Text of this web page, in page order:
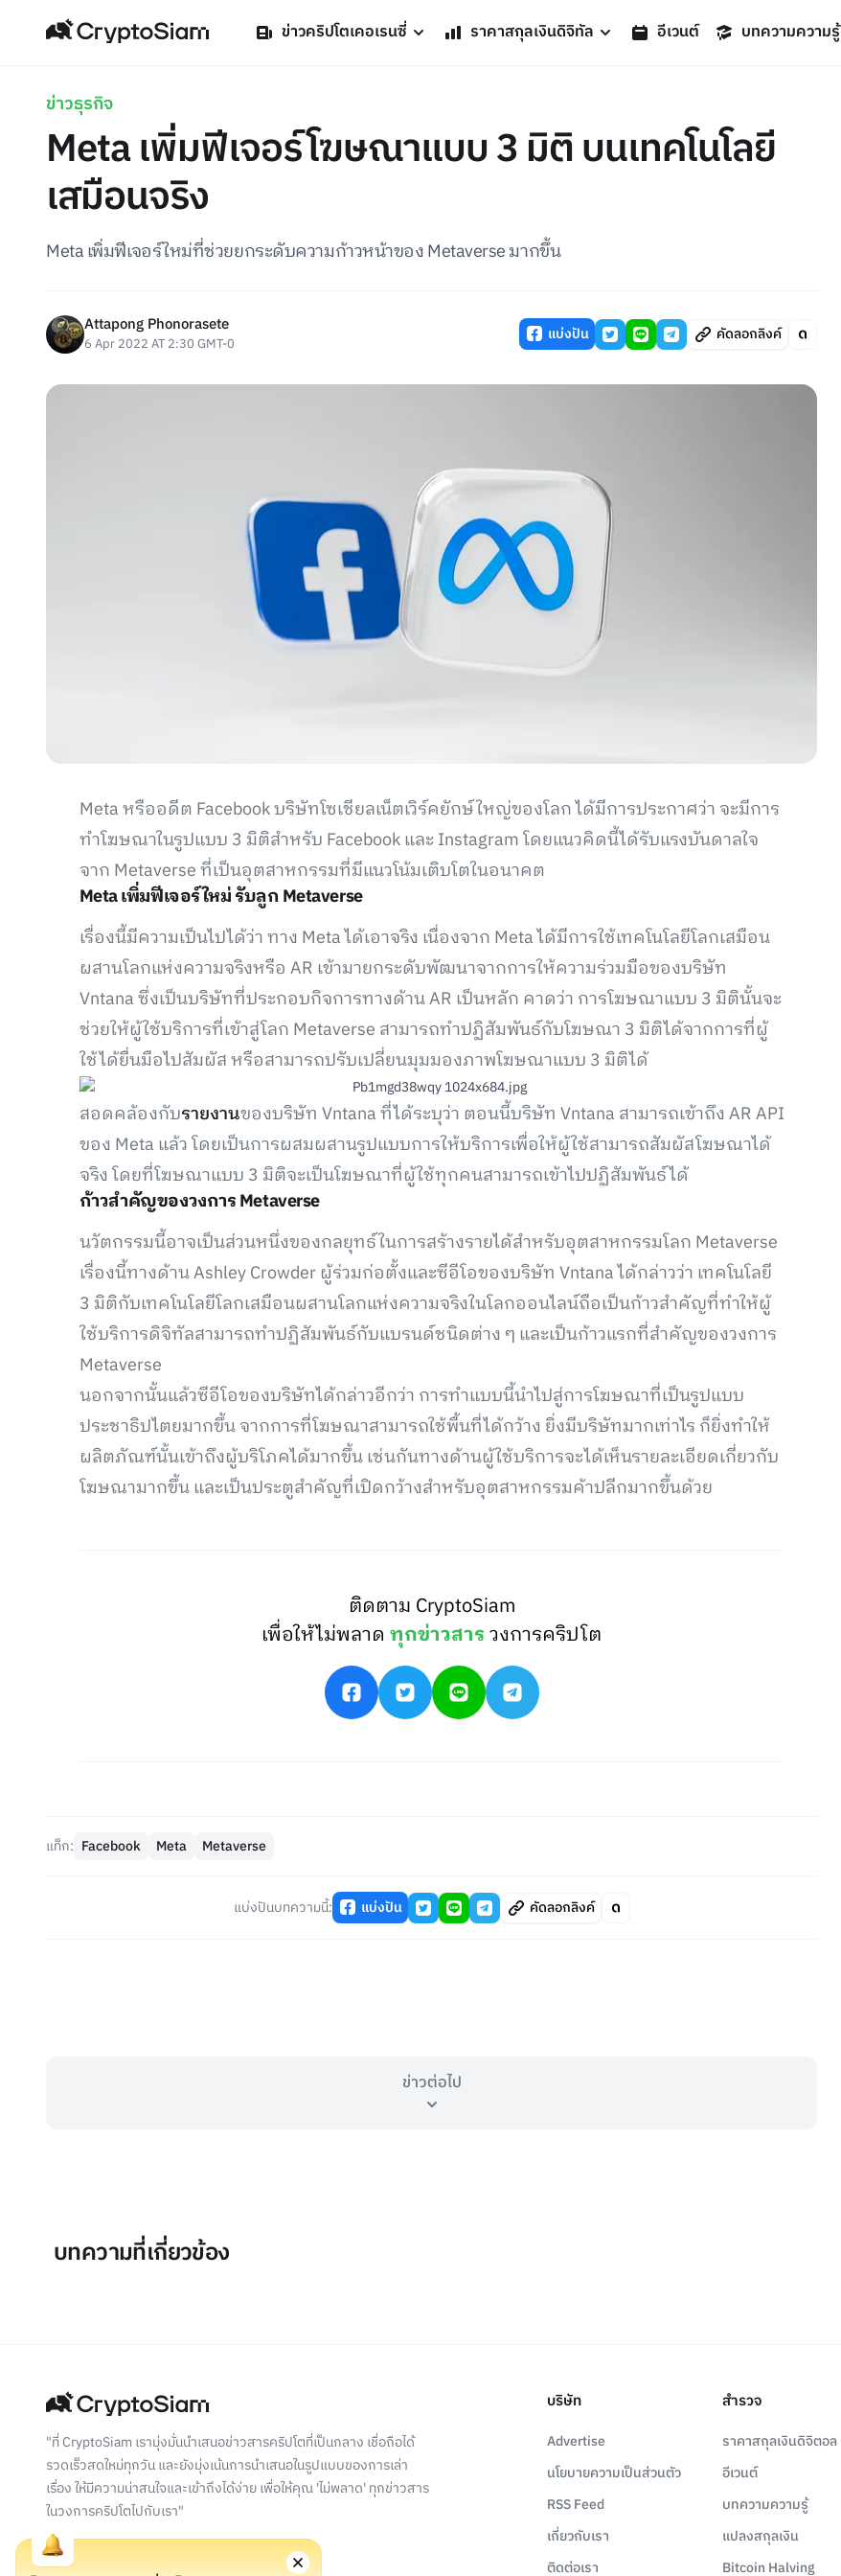
ข่าวคริปโตเคอเรนซี่ ราคาสกุลเงินดิจิทัล อีเวนต์ บทความความรู้
ข่าวธุรกิจ
Meta เพิ่มฟีเจอร์โฆษณาแบบ 3 มิติ บนเทคโนโลยี
เสมือนจริง
Meta เพิ่มฟีเจอร์ใหม่ที่ช่วยยกระดับความก้าวหน้าของ Metaverse มากขึ้น
Attapong Phonorasete
6 Apr 2022 AT 2:30 GMT-0 แบ่งปัน คัดลอกลิงค์
Meta หรืออดีต Facebook บริษัทโซเชียลเน็ตเวิร์คยักษ์ใหญ่ของโลก ได้มีการประกาศว่า จะมีการ
ทำโฆษณาในรูปแบบ 3 มิติสำหรับ Facebook และ Instagram โดยแนวคิดนี้ได้รับแรงบันดาลใจ
จาก Metaverse ที่เป็นอุตสาหกรรมที่มีแนวโน้มเติบโตในอนาคต
Meta เพิ่มฟีเจอร์ใหม่ รับลูก Metaverse
เรื่องนี้มีความเป็นไปได้ว่า ทาง Meta ได้เอาจริง เนื่องจาก Meta ได้มีการใช้เทคโนโลยีโลกเสมือน
ผสานโลกแห่งความจริงหรือ AR เข้ามายกระดับพัฒนาจากการให้ความร่วมมือของบริษัท
Vntana ซึ่งเป็นบริษัทที่ประกอบกิจการทางด้าน AR เป็นหลัก คาดว่า การโฆษณาแบบ 3 มิตินั้นจะ
ช่วยให้ผู้ใช้บริการที่เข้าสู่โลก Metaverse สามารถทำปฏิสัมพันธ์กับโฆษณา 3 มิติได้จากการที่ผู้
ใช้ได้ยื่นมือไปสัมผัส หรือสามารถปรับเปลี่ยนมุมมองภาพโฆษณาแบบ 3 มิติได้
สอดคล้องกับรายงานของบริษัท Vntana ที่ได้ระบุว่า ตอนนี้บริษัท Vntana สามารถเข้าถึง AR API
ของ Meta แล้ว โดยเป็นการผสมผสานรูปแบบการให้บริการเพื่อให้ผู้ใช้สามารถสัมผัสโฆษณาได้
จริง โดยที่โฆษณาแบบ 3 มิติจะเป็นโฆษณาที่ผู้ใช้ทุกคนสามารถเข้าไปปฏิสัมพันธ์ได้
ก้าวสำคัญของวงการ Metaverse
นวัตกรรมนี้อาจเป็นส่วนหนึ่งของกลยุทธ์ในการสร้างรายได้สำหรับอุตสาหกรรมโลก Metaverse
เรื่องนี้ทางด้าน Ashley Crowder ผู้ร่วมก่อตั้งและซีอีโอของบริษัท Vntana ได้กล่าวว่า เทคโนโลยี
3 มิติกับเทคโนโลยีโลกเสมือนผสานโลกแห่งความจริงในโลกออนไลน์ถือเป็นก้าวสำคัญที่ทำให้ผู้
ใช้บริการดิจิทัลสามารถทำปฏิสัมพันธ์กับแบรนด์ชนิดต่าง ๆ และเป็นก้าวแรกที่สำคัญของวงการ
Metaverse
นอกจากนั้นแล้วซีอีโอของบริษัทได้กล่าวอีกว่า การทำแบบนี้นำไปสู่การโฆษณาที่เป็นรูปแบบ
ประชาธิปไตยมากขึ้น จากการที่โฆษณาสามารถใช้พื้นที่ได้กว้าง ยิ่งมีบริษัทมากเท่าไร ก็ยิ่งทำให้
ผลิตภัณฑ์นั้นเข้าถึงผู้บริโภคได้มากขึ้น เช่นกันทางด้านผู้ใช้บริการจะได้เห็นรายละเอียดเกี่ยวกับ
โฆษณามากขึ้น และเป็นประตูสำคัญที่เปิดกว้างสำหรับอุตสาหกรรมค้าปลีกมากขึ้นด้วย
ติดตาม CryptoSiam
เพื่อให้ไม่พลาดทุกข่าวสารวงการคริปโต
แท็ก: Facebook Meta Metaverse
แบ่งปันบทความนี้: แบ่งปัน คัดลอกลิงค์
ข่าวต่อไป
บทความที่เกี่ยวข้อง
"ที่ CryptoSiam เรามุ่งมั่นนำเสนอข่าวสารคริปโตที่เป็นกลาง เชื่อถือได้
รวดเร็วสดใหม่ทุกวัน และยังมุ่งเน้นการนำเสนอในรูปแบบของการเล่า
เรื่อง ให้มีความน่าสนใจและเข้าถึงได้ง่าย เพื่อให้คุณ 'ไม่พลาด' ทุกข่าวสาร
ในวงการคริปโตไปกับเรา"
บริษัท
Advertise
นโยบายความเป็นส่วนตัว
RSS Feed
เกี่ยวกับเรา
ติดต่อเรา
สำรวจ
ราคาสกุลเงินดิจิตอล
อีเวนต์
บทความความรู้
แปลงสกุลเงิน
Bitcoin Halving